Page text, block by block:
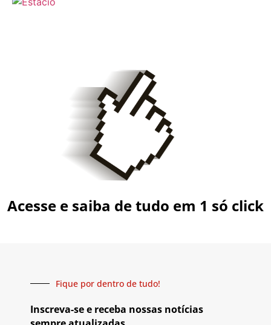
Acesse e saiba de tudo em 1 só click
Fique por dentro de tudo!
Inscreva-se e receba nossas notícias